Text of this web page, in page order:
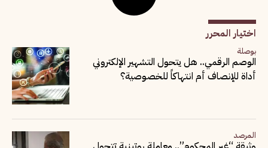
اختيار المحرر
بوصلة
الوصم الرقمي.. هل يتحول التشهير الإلكتروني
أداة للإنصاف أم انتهاكاً للخصوصية؟
المرصد